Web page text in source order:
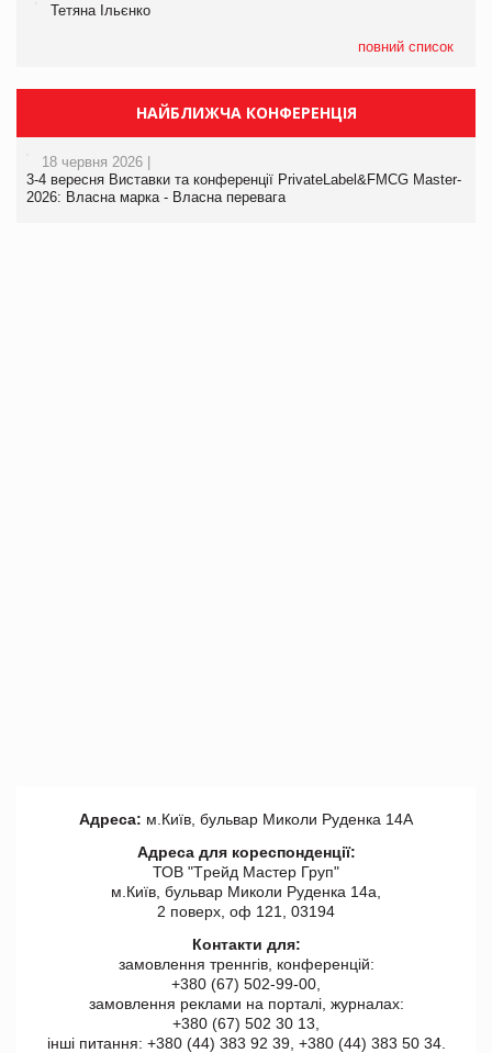
Тетяна Ільєнко
повний список
НАЙБЛИЖЧА КОНФЕРЕНЦІЯ
18 червня 2026 |
3-4 вересня Виставки та конференції PrivateLabel&FMCG Master-
2026: Власна марка - Власна перевага
Адреса: м.Київ, бульвар Миколи Руденка 14А
Адреса для кореспонденції:
ТОВ "Tрейд Мастер Груп"
м.Київ, бульвар Миколи Руденка 14а,
2 поверх, оф 121, 03194
Контакти для:
замовлення треннгів, конференцій:
+380 (67) 502-99-00,
замовлення реклами на порталі, журналах:
+380 (67) 502 30 13,
інші питання: +380 (44) 383 92 39, +380 (44) 383 50 34.